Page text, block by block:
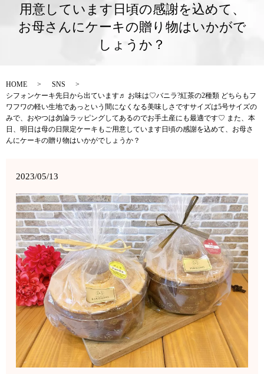
用意しています日頃の感謝を込めて、
お母さんにケーキの贈り物はいかがで
しょうか？
HOME
SNS
シフォンケーキ先日から出ています♬ お味は♡バニラ?紅茶の2種類 どちらもフ
ワフワの軽い生地であっという間になくなる美味しさですサイズは5号サイズの
みで、おやつは勿論ラッピングしてあるのでお手土産にも最適です♡ また、本
日、明日は母の日限定ケーキもご用意しています日頃の感謝を込めて、お母さ
んにケーキの贈り物はいかがでしょうか？
2023/05/13